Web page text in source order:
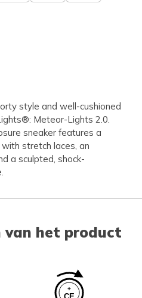
style and well-cushioned
Meteor-Lights 2.0.
sneaker features a
stretch laces, an
a sculpted, shock-
van het product